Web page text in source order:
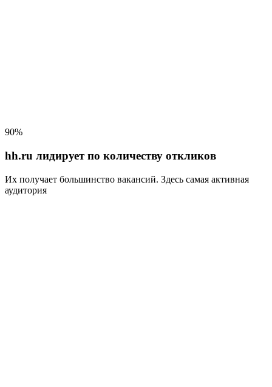
90%
hh.ru лидирует по количеству откликов
Их получает большинство вакансий. Здесь самая активная
аудитория